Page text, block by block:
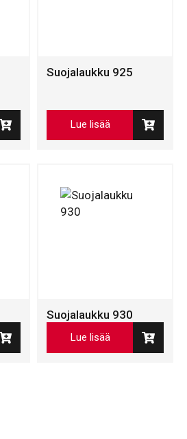
Suojalaukku 925
Lue lisää
Suojalaukku 930
Lue lisää